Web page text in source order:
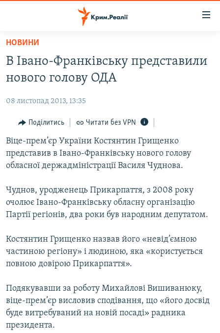
Перейти
основного
матеріалу
до
навігації
Перейти
до
пошуку
ПОЛІТИКА
БЛОГИ
ПОГЛЯД
ІНТЕРВ'Ю
СПЕЦПРОЕКТИ
ДЕПОРТАЦІЯ
СВІДЧЕННЯ ОКУПАЦІЇ
УКРАЇНСЬКА ПРОБЛЕМА КРИМУ
ЯК ОБІЙТИ БЛОКУВАННЯ
Русский
Qırımtatar
Усі сайти RFE/RL
НОВИНИ
В Івано-Франківську представили
нового голову ОДА
08 листопад 2013, 13:35
Поділитись Читати без VPN
Віце-прем’єр України Костянтин Грищенко
представив в Івано-Франківську нового голову
обласної держадміністрації Василя Чуднова.
Чуднов, уродженець Прикарпаття, з 2008 року
очолює Івано-Франківську обласну організацію
Партії регіонів, два роки був народним депутатом.
Костянтин Грищенко назвав його «невід’ємною
частиною регіону» і людиною, яка «користується
повною довірою Прикарпаття».
Подякувавши за роботу Михайлові Вишиванюку,
віце-прем’єр висловив сподівання, що «його досвід
буде витребуваний на новій посаді» радника
президента.